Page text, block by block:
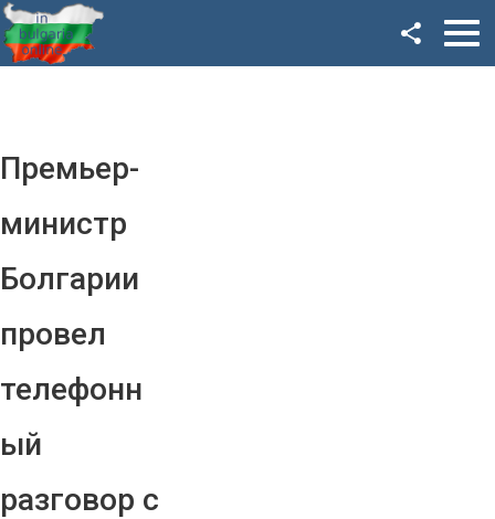
Премьер-
министр
Болгарии
провел
телефонн
ый
разговор с